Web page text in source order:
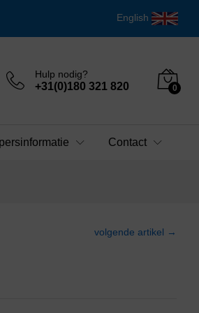
English
Hulp nodig?
+31(0)180 321 820 0
Contact
volgende artikel →